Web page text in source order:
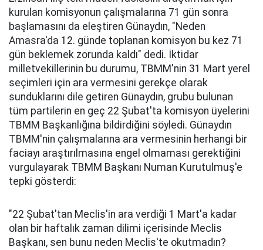
kurulan komisyonun çalışmalarına 71 gün sonra
başlamasını da eleştiren Günaydın, "Neden
Amasra'da 12. günde toplanan komisyon bu kez 71
gün beklemek zorunda kaldı" dedi. İktidar
milletvekillerinin bu durumu, TBMM'nin 31 Mart yerel
seçimleri için ara vermesini gerekçe olarak
sunduklarını dile getiren Günaydın, grubu bulunan
tüm partilerin en geç 22 Şubat'ta komisyon üyelerini
TBMM Başkanlığına bildirdiğini söyledi. Günaydın
TBMM'nin çalışmalarına ara vermesinin herhangi bir
faciayı araştırılmasına engel olmaması gerektiğini
vurgulayarak TBMM Başkanı Numan Kurutulmuş'e
tepki gösterdi:
"22 Şubat'tan Meclis'in ara verdiği 1 Mart'a kadar
olan bir haftalık zaman dilimi içerisinde Meclis
Başkanı, sen bunu neden Meclis'te okutmadın?